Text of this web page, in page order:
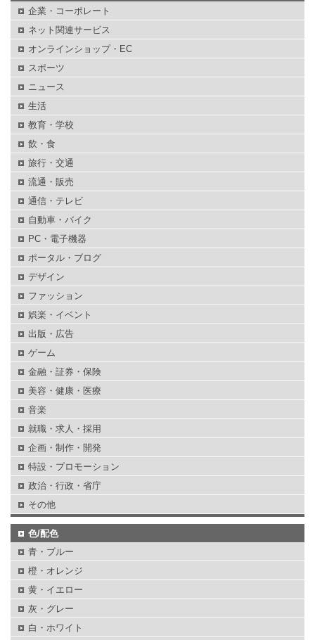
企業・コーポレート
ネット関連サービス
オンラインショップ・EC
スポーツ
ニュース
生活
教育・学校
飲・食
旅行・交通
流通・販売
通信・テレビ
自動車・バイク
PC・電子機器
ポータル・ブログ
デザイン
ファッション
娯楽・イベント
出版・広告
ゲーム
金融・証券・保険
美容・健康・医療
音楽
就職・求人・採用
企画・制作・開発
特設・プロモーション
政治・行政・省庁
その他
色/配色
青・ブルー
橙・オレンジ
黄・イエロー
灰・グレー
白・ホワイト